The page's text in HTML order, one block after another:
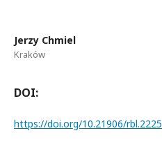
Jerzy Chmiel
Kraków
DOI:
https://doi.org/10.21906/rbl.2225